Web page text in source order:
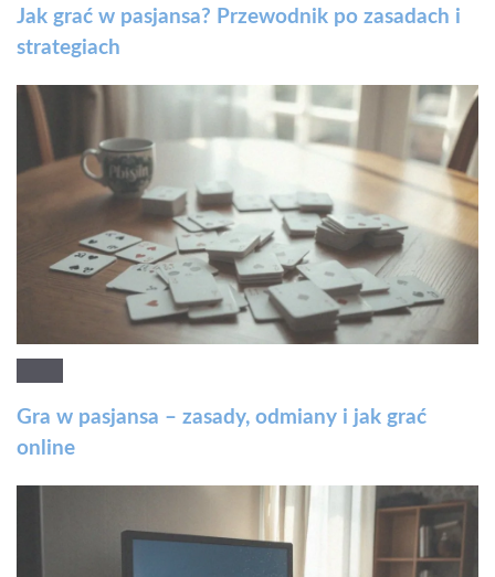
Jak grać w pasjansa? Przewodnik po zasadach i
strategiach
Gra w pasjansa – zasady, odmiany i jak grać
online